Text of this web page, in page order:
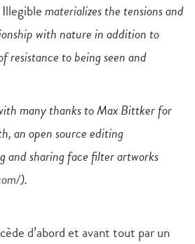
materializes the tensions and
with nature in addition to
resistance to being seen and
many thanks to Max Bittker for
an open source editing
and sharing face filter artworks
).
d’abord et avant tout par un